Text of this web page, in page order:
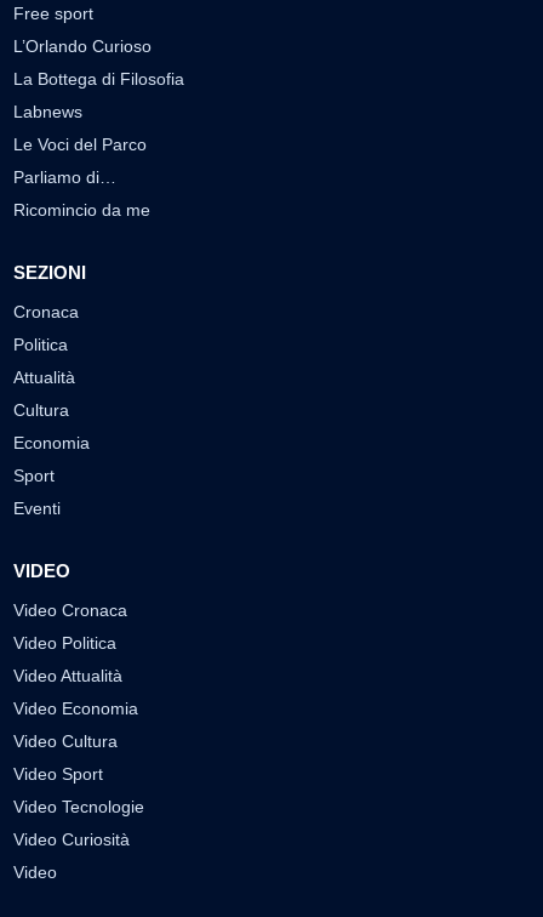
Free sport
L’Orlando Curioso
La Bottega di Filosofia
Labnews
Le Voci del Parco
Parliamo di…
Ricomincio da me
SEZIONI
Cronaca
Politica
Attualità
Cultura
Economia
Sport
Eventi
VIDEO
Video Cronaca
Video Politica
Video Attualità
Video Economia
Video Cultura
Video Sport
Video Tecnologie
Video Curiosità
Video